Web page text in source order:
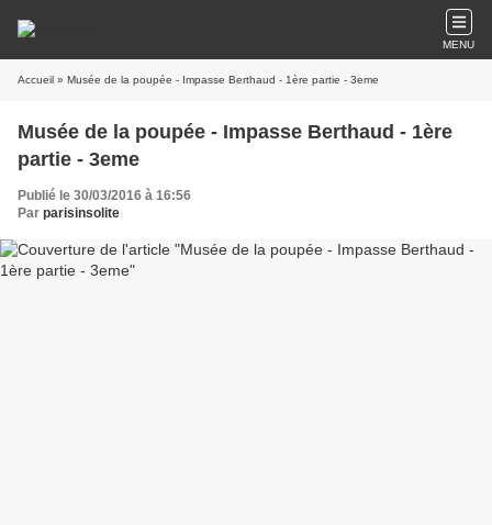
MENU
Accueil » Musée de la poupée - Impasse Berthaud - 1ère partie - 3eme
Musée de la poupée - Impasse Berthaud - 1ère
partie - 3eme
Publié le 30/03/2016 à 16:56
Par parisinsolite